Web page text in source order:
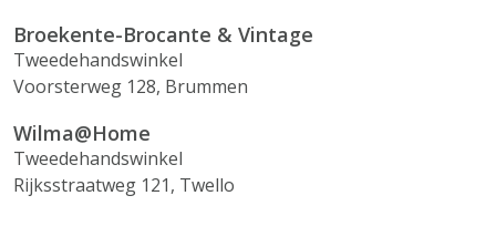
Broekente-Brocante & Vintage
Tweedehandswinkel
Voorsterweg 128, Brummen
Wilma@Home
Tweedehandswinkel
Rijksstraatweg 121, Twello